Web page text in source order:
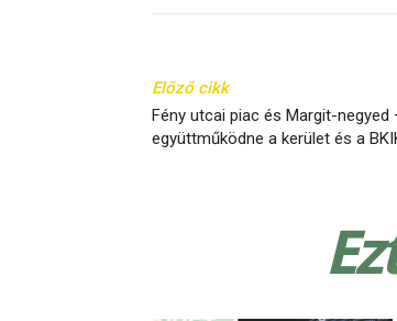
Előző cikk
Fény utcai piac és Margit-negyed
együttműködne a kerület és a